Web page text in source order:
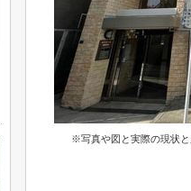
※写真や図と実際の現状